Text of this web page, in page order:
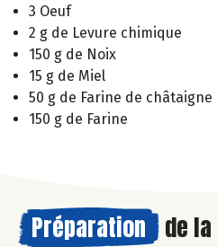
3 Oeuf
2 g de Levure chimique
150 g de Noix
15 g de Miel
50 g de Farine de châtaigne
150 g de Farine
Préparation de la